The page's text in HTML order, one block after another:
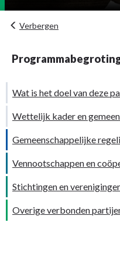
Verbergen
Wat is het doel van deze
Wettelijk kader en
Gemeenschappelijke
Veiligheidsregio Utrecht
Regionaal Historisch
Lopikerwaard (RHC)
Vennootschappen en
Stichtingen en
Overige verbonden